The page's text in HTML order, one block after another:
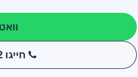
חייגו 3262